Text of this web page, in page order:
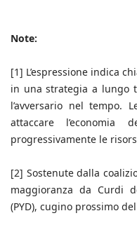
Note:
[1] L’espressione indica
in una strategia a lungo
l’avversario nel tempo.
attaccare
progressivamente le
[2] Sostenute dalla
maggioranza da Curdi
(PYD), cugino prossimo